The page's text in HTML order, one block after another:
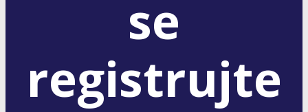
se
registrujte